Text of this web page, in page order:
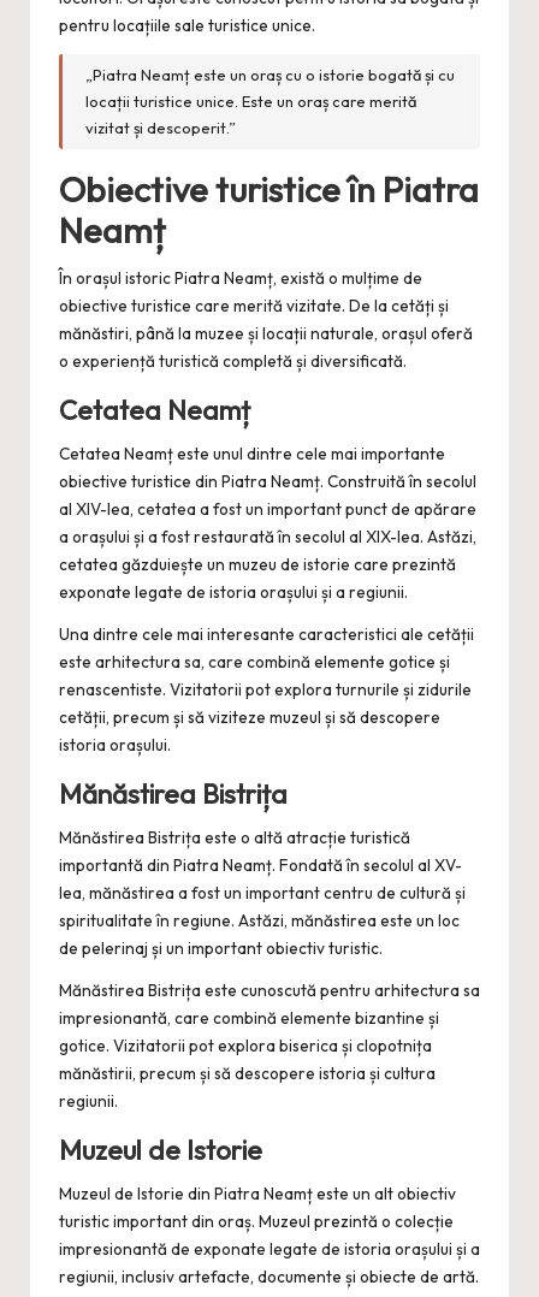
pentru locațiile sale turistice unice.
„Piatra Neamț este un oraș cu o istorie bogată și cu
locații turistice unice. Este un oraș care merită
vizitat și descoperit.”
Obiective turistice în Piatra
Neamț
În orașul istoric Piatra Neamț, există o mulțime de
obiective turistice care merită vizitate. De la cetăți și
mănăstiri, până la muzee și locații naturale, orașul oferă
o experiență turistică completă și diversificată.
Cetatea Neamț
Cetatea Neamț este unul dintre cele mai importante
obiective turistice din Piatra Neamț. Construită în secolul
al XIV-lea, cetatea a fost un important punct de apărare
a orașului și a fost restaurată în secolul al XIX-lea. Astăzi,
cetatea găzduiește un muzeu de istorie care prezintă
exponate legate de istoria orașului și a regiunii.
Una dintre cele mai interesante caracteristici ale cetății
este arhitectura sa, care combină elemente gotice și
renascentiste. Vizitatorii pot explora turnurile și zidurile
cetății, precum și să viziteze muzeul și să descopere
istoria orașului.
Mănăstirea Bistrița
Mănăstirea Bistrița este o altă atracție turistică
importantă din Piatra Neamț. Fondată în secolul al XV-
lea, mănăstirea a fost un important centru de cultură și
spiritualitate în regiune. Astăzi, mănăstirea este un loc
de pelerinaj și un important obiectiv turistic.
Mănăstirea Bistrița este cunoscută pentru arhitectura sa
impresionantă, care combină elemente bizantine și
gotice. Vizitatorii pot explora biserica și clopotnița
mănăstirii, precum și să descopere istoria și cultura
regiunii.
Muzeul de Istorie
Muzeul de Istorie din Piatra Neamț este un alt obiectiv
turistic important din oraș. Muzeul prezintă o colecție
impresionantă de exponate legate de istoria orașului și a
regiunii, inclusiv artefacte, documente și obiecte de artă.